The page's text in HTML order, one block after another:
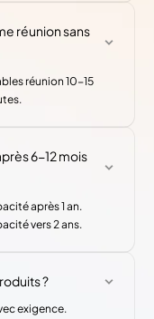
réunion sans
réunion 10-15
6-12 mois
après 1 an.
vers 2 ans.
?
exigence.